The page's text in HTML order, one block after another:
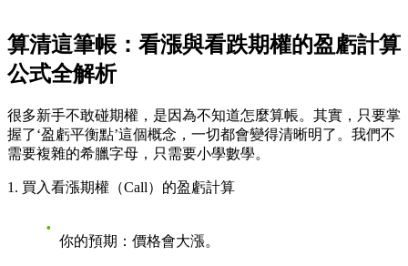
算清這筆帳：看漲與看跌期權的盈虧計算
公式全解析
很多新手不敢碰期權，是因為不知道怎麼算帳。其實，只要掌
握了‘盈虧平衡點’這個概念，一切都會變得清晰明了。我們不
需要複雜的希臘字母，只需要小學數學。
1. 買入看漲期權（Call）的盈虧計算
你的預期 ：價格會大漲。